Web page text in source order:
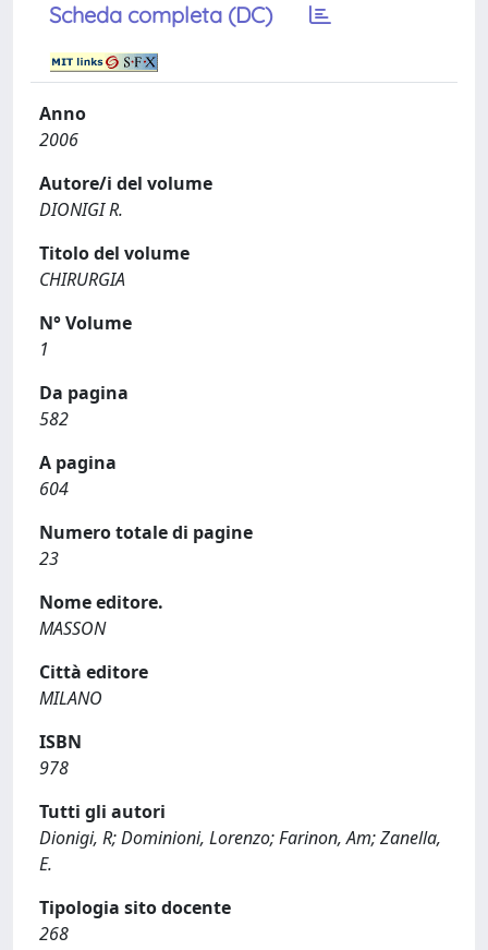
Scheda completa (DC)
Anno
2006
Autore/i del volume
DIONIGI R.
Titolo del volume
CHIRURGIA
N° Volume
1
Da pagina
582
A pagina
604
Numero totale di pagine
23
Nome editore.
MASSON
Città editore
MILANO
ISBN
978
Tutti gli autori
Dionigi, R; Dominioni, Lorenzo; Farinon, Am; Zanella,
E.
Tipologia sito docente
268